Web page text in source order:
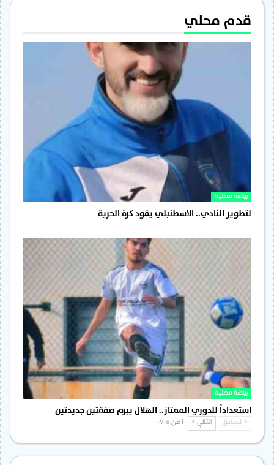
قدم محلي
رياضة محلية
لتطوير النادي.. الاسطنبلي يقود كرة الحرية
رياضة محلية
استعداداً للدوري الممتاز.. الهلال يبرم صفقتين جديدتين
السابق التالي